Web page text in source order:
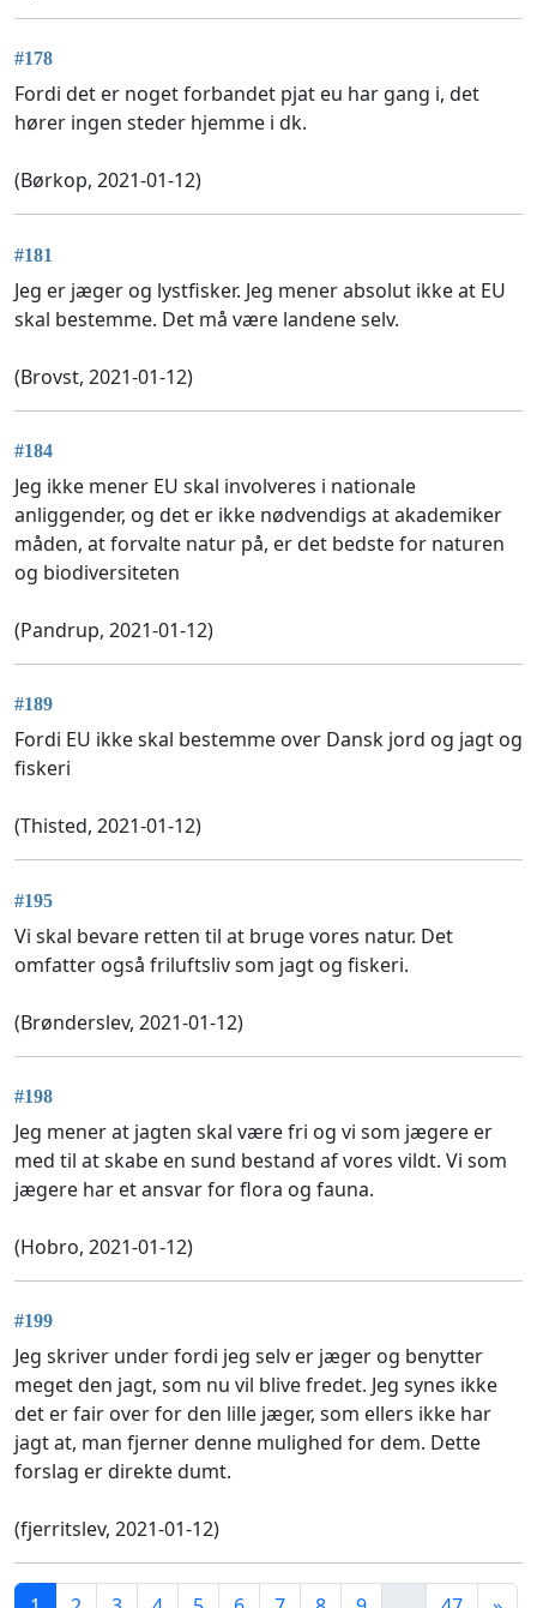
#178
Fordi det er noget forbandet pjat eu har gang i, det
hører ingen steder hjemme i dk.
(Børkop, 2021-01-12)
#181
Jeg er jæger og lystfisker. Jeg mener absolut ikke at EU
skal bestemme. Det må være landene selv.
(Brovst, 2021-01-12)
#184
Jeg ikke mener EU skal involveres i nationale
anliggender, og det er ikke nødvendigs at akademiker
måden, at forvalte natur på, er det bedste for naturen
og biodiversiteten
(Pandrup, 2021-01-12)
#189
Fordi EU ikke skal bestemme over Dansk jord og jagt og
fiskeri
(Thisted, 2021-01-12)
#195
Vi skal bevare retten til at bruge vores natur. Det
omfatter også friluftsliv som jagt og fiskeri.
(Brønderslev, 2021-01-12)
#198
Jeg mener at jagten skal være fri og vi som jægere er
med til at skabe en sund bestand af vores vildt. Vi som
jægere har et ansvar for flora og fauna.
(Hobro, 2021-01-12)
#199
Jeg skriver under fordi jeg selv er jæger og benytter
meget den jagt, som nu vil blive fredet. Jeg synes ikke
det er fair over for den lille jæger, som ellers ikke har
jagt at, man fjerner denne mulighed for dem. Dette
forslag er direkte dumt.
(fjerritslev, 2021-01-12)